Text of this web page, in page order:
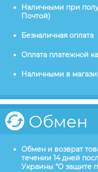
Наличными при
Почтой)
Безналичная оплата
Оплата платежной
Наличными в
Обмен
Обмен и возврат
течении 14 дней
Украины “О защите